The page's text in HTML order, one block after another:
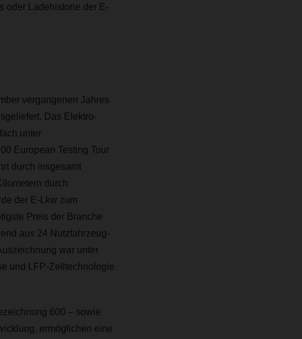
oder Ladehistorie der E-
vergangenen Jahres
Das Elektro-
unter
European Testing Tour
durch insgesamt
durch
der E-Lkw zum
Preis der Branche
aus 24 Nutzfahrzeug-
war unter
und LFP-Zelltechnologie.
600 – sowie
ermöglichen eine